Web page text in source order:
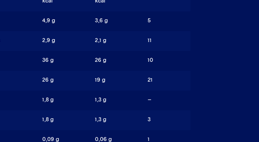
4,9 g 3,6 g 5
2,9 g 2,1 g 11
36 g 26 g 10
26 g 19 g 21
1,8 g 1,3 g –
1,8 g 1,3 g 3
0,09 g 0,06 g 1